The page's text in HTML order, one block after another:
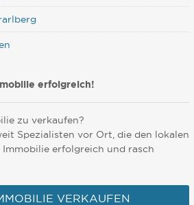
erfolgreich!
zu verkaufen?
Spezialisten vor Ort, die den lokalen
erfolgreich und rasch
VERKAUFEN